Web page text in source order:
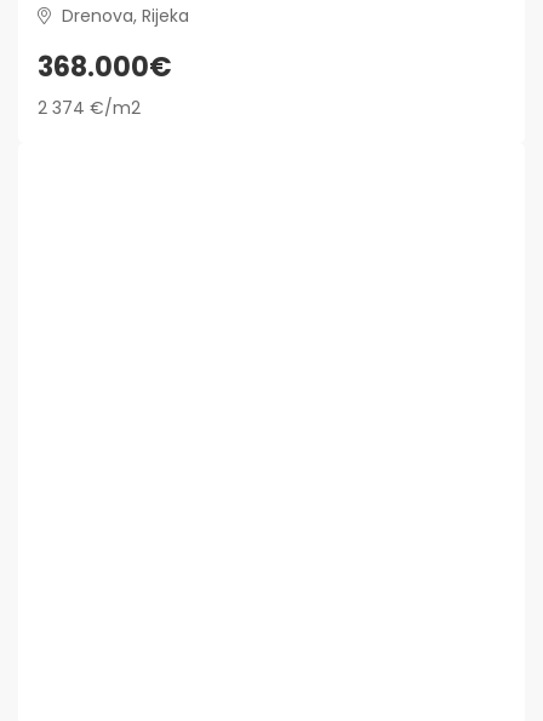
Drenova, Rijeka
368.000€
2 374 €/m2